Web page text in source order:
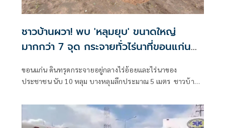
ชาวบ้านผวา! พบ 'หลุมยุบ' ขนาดใหญ่
มากกว่า 7 จุด กระจายทั่วไร่นาที่ขอนแก่น
ขอนแก่น ดินทรุดกระจายอยู่กลางไร่อ้อยและไร่นาของ
ประชาชน นับ 10 หลุม บางหลุมลึกประมาณ 5 เมตร ชาวบ้าน
แนวทางช่วยเห